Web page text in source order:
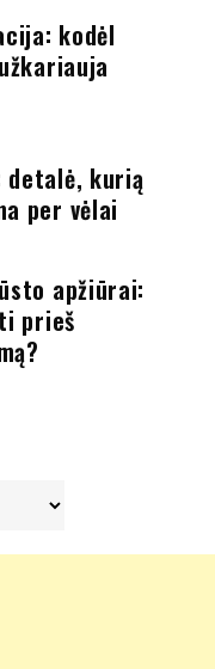
kodėl
detalė, kurią
per vėlai
apžiūrai:
prieš